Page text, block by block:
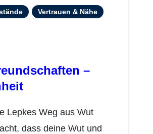
Vertrauen & Nähe
–
dass deine Wut und